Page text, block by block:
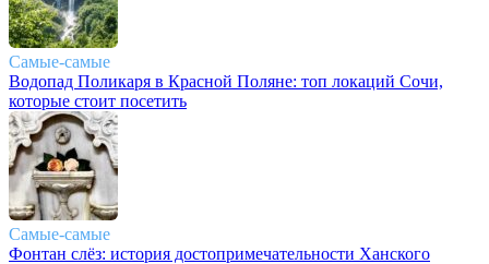
Самые-самые
Водопад Поликаря в Красной Поляне: топ локаций Сочи,
которые стоит посетить
Самые-самые
Фонтан слёз: история достопримечательности Ханского